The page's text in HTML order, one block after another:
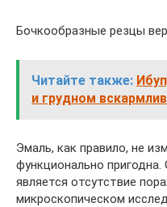
Бочкообразные резцы
Читайте также:
и грудном
Эмаль, как правило, не
функционально пригодна.
является отсутствие
микроскопическом